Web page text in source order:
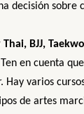
decisión sobre
BJJ,
en cuenta
varios
de artes